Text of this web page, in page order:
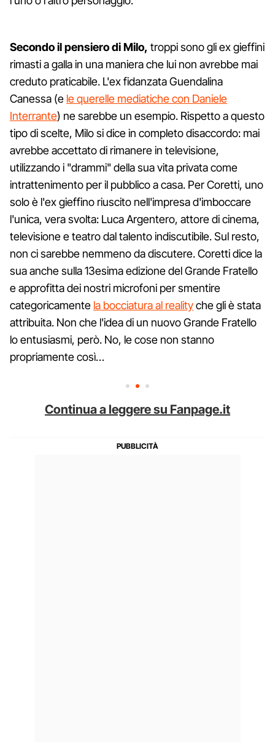
Secondo il pensiero di Milo, troppi sono gli ex gieffini
rimasti a galla in una maniera che lui non avrebbe mai
creduto praticabile. L'ex fidanzata Guendalina
Canessa (e le querelle mediatiche con Daniele
Interrante) ne sarebbe un esempio. Rispetto a questo
tipo di scelte, Milo si dice in completo disaccordo: mai
avrebbe accettato di rimanere in televisione,
utilizzando i "drammi" della sua vita privata come
intrattenimento per il pubblico a casa. Per Coretti, uno
solo è l'ex gieffino riuscito nell'impresa d'imboccare
l'unica, vera svolta: Luca Argentero, attore di cinema,
televisione e teatro dal talento indiscutibile. Sul resto,
non ci sarebbe nemmeno da discutere. Coretti dice la
sua anche sulla 13esima edizione del Grande Fratello
e approfitta dei nostri microfoni per smentire
categoricamente la bocciatura al realityche gli è stata
attribuita. Non che l'idea di un nuovo Grande Fratello
lo entusiasmi, però. No, le cose non stanno
propriamente così…
Continua a leggere su Fanpage.it